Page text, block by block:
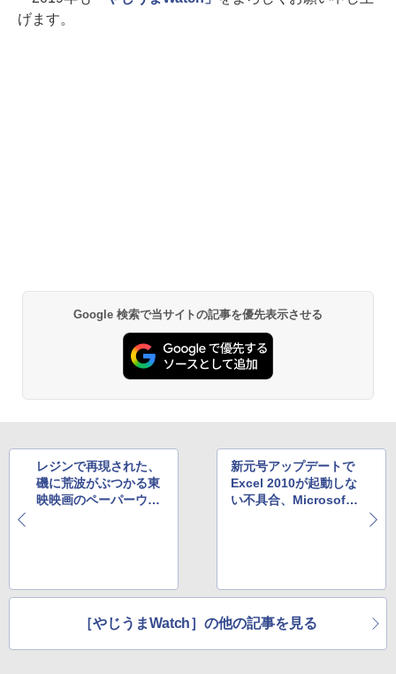
げます。
Google 検索で当サイトの記事を優先表示させる
レジンで再現された、
磯に荒波がぶつかる東
映映画のペーパーウェ
新元号アップデートで
Excel 2010が起動しな
い不具合、Microsoft
［やじうまWatch］の他の記事を見る